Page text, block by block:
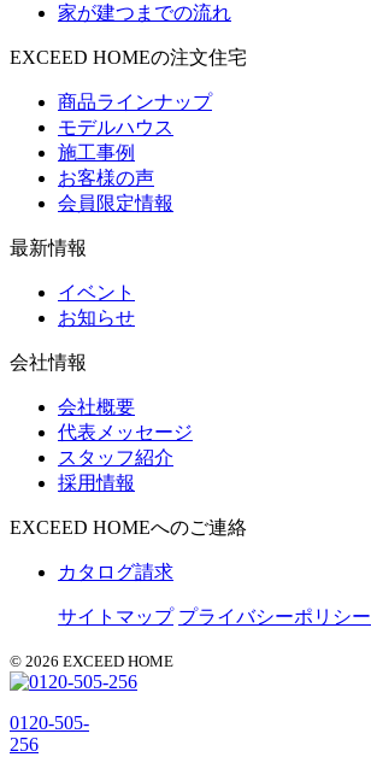
家が建つまでの流れ
EXCEED HOMEの注文住宅
商品ラインナップ
モデルハウス
施工事例
お客様の声
会員限定情報
最新情報
イベント
お知らせ
会社情報
会社概要
代表メッセージ
スタッフ紹介
採用情報
EXCEED HOMEへのご連絡
カタログ請求
サイトマップ プライバシーポリシー
© 2026 EXCEED HOME
0120-505-
256